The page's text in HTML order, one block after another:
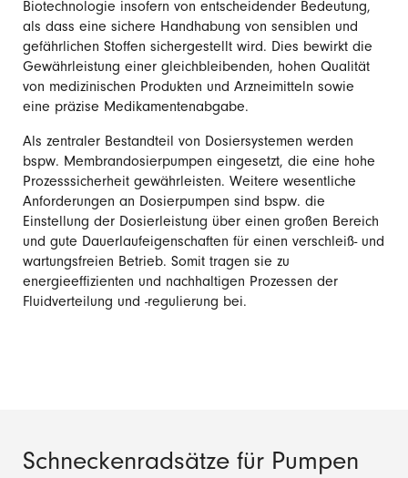
Biotechnologie insofern von entscheidender Bedeutung,
als dass eine sichere Handhabung von sensiblen und
gefährlichen Stoffen sichergestellt wird. Dies bewirkt die
Gewährleistung einer gleichbleibenden, hohen Qualität
von medizinischen Produkten und Arzneimitteln sowie
eine präzise Medikamentenabgabe.
Als zentraler Bestandteil von Dosiersystemen werden
bspw. Membrandosierpumpen eingesetzt, die eine hohe
Prozesssicherheit gewährleisten. Weitere wesentliche
Anforderungen an Dosierpumpen sind bspw. die
Einstellung der Dosierleistung über einen großen Bereich
und gute Dauerlaufeigenschaften für einen verschleiß- und
wartungsfreien Betrieb. Somit tragen sie zu
energieeffizienten und nachhaltigen Prozessen der
Fluidverteilung und -regulierung bei.
Schneckenradsätze für Pumpen